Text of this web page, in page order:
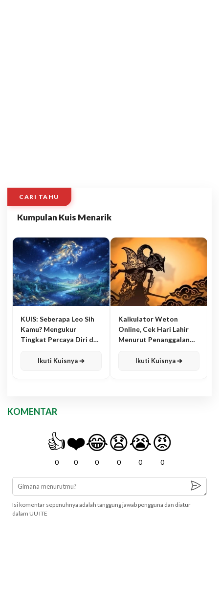
CARI TAHU
Kumpulan Kuis Menarik
KUIS: Seberapa Leo Sih
Kamu? Mengukur
Tingkat Percaya Diri dan
Ikuti Kuisnya ➔
Kalkulator Weton
Online, Cek Hari Lahir
Menurut Penanggalan
Ikuti Kuisnya ➔
KOMENTAR
👍
0
❤️
0
😂
0
😧
0
😭
0
😡
0
Isi komentar sepenuhnya adalah tanggung jawab pengguna dan diatur
dalam UU ITE